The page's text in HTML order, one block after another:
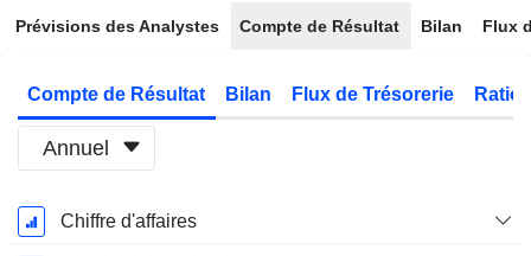
Prévisions des Analystes Compte de Résultat Bilan Flux
Compte de Résultat Bilan Flux de Trésorerie
Annuel
Période
Fiscale:
Chiffre d'affaires